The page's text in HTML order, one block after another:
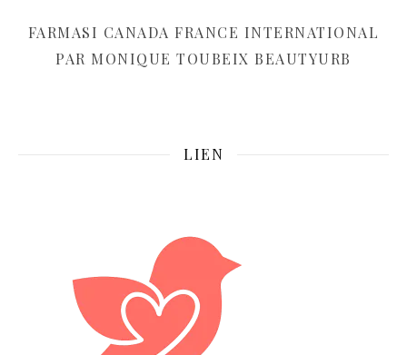
FARMASI CANADA FRANCE INTERNATIONAL
PAR MONIQUE TOUBEIX BEAUTYURB
LIEN